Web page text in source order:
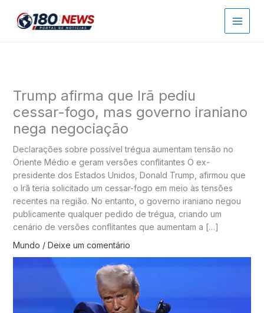
para
Trump afirma que Irã pediu
cessar-fogo, mas governo iraniano
nega negociação
Declarações sobre possível trégua aumentam tensão no
Oriente Médio e geram versões conflitantes O ex-
presidente dos Estados Unidos, Donald Trump, afirmou que
o Irã teria solicitado um cessar-fogo em meio às tensões
recentes na região. No entanto, o governo iraniano negou
publicamente qualquer pedido de trégua, criando um
cenário de versões conflitantes que aumentam a […]
Mundo / Deixe um comentário